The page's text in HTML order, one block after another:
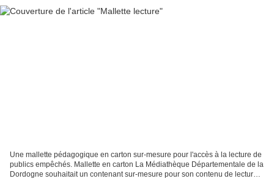
Une mallette pédagogique en carton sur-mesure pour l'accès à la lecture de
publics empêchés. Mallette en carton La Médiathèque Départementale de la
Dordogne souhaitait un contenant sur-mesure pour son contenu de lecture à